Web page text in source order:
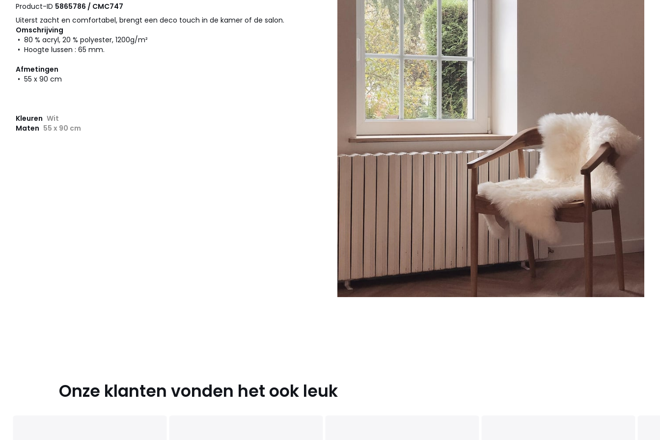
Product-ID 5865786 / CMC747
Uiterst zacht en comfortabel, brengt een deco touch in de kamer of de salon.
Omschrijving
• 80 % acryl, 20 % polyester, 1200g/m²
• Hoogte lussen : 65 mm.
Afmetingen
• 55 x 90 cm
Kleuren Wit
Maten 55 x 90 cm
Onze klanten vonden het ook leuk